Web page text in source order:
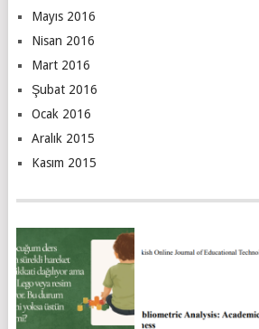
Mayıs 2016
Nisan 2016
Mart 2016
Şubat 2016
Ocak 2016
Aralık 2015
Kasım 2015